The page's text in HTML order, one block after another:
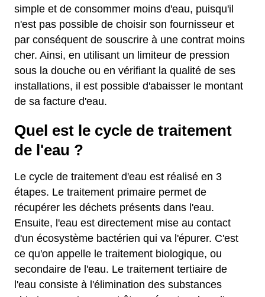
simple et de consommer moins d'eau, puisqu'il
n'est pas possible de choisir son fournisseur et
par conséquent de souscrire à une contrat moins
cher. Ainsi, en utilisant un limiteur de pression
sous la douche ou en vérifiant la qualité de ses
installations, il est possible d'abaisser le montant
de sa facture d'eau.
Quel est le cycle de traitement
de l'eau ?
Le cycle de traitement d'eau est réalisé en 3
étapes. Le traitement primaire permet de
récupérer les déchets présents dans l'eau.
Ensuite, l'eau est directement mise au contact
d'un écosystème bactérien qui va l'épurer. C'est
ce qu'on appelle le traitement biologique, ou
secondaire de l'eau. Le traitement tertiaire de
l'eau consiste à l'élimination des substances